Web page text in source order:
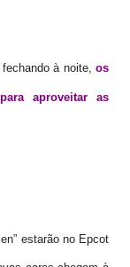
fechando à noite,os
aproveitar as
estarão no Epcot